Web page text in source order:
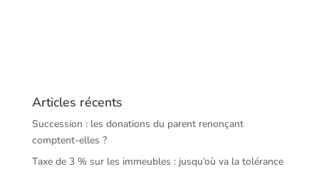
Articles récents
Succession : les donations du parent renonçant
comptent-elles ?
Taxe de 3 % sur les immeubles : jusqu’où va la tolérance